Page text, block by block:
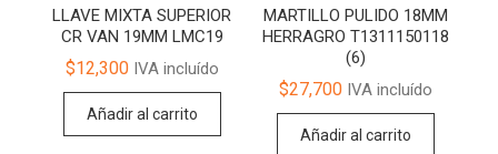
LLAVE MIXTA SUPERIOR
CR VAN 19MM LMC19
$12,300IVA incluído
Añadir al carrito
MARTILLO PULIDO 18MM
HERRAGRO T1311150118
(6)
$27,700 IVA incluído
Añadir al carrito